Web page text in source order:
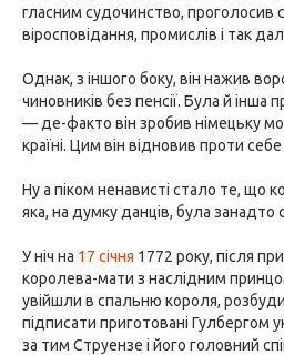
гласним судочинство, проголосив
віросповідання, промислів і так
Однак, з іншого боку, він нажив
чиновників без пенсії. Була й інша
— де-факто він зробив німецьку
країні. Цим він відновив проти
Ну а піком ненависті стало те, що
яка, на думку данців, була занадто
У ніч на 17 січня 1772 року, після
королева-мати з наслідним
увійшли в спальню короля,
підписати приготовані Гулбергом
за тим Струензе і його головний